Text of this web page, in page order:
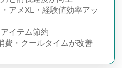
アメXL・経験値効率アッ
イテム節約
・クールタイムが改善